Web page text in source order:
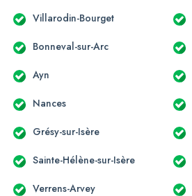
Villarodin-Bourget
Bonneval-sur-Arc
Ayn
Nances
Grésy-sur-Isère
Sainte-Hélène-sur-Isère
Verrens-Arvey